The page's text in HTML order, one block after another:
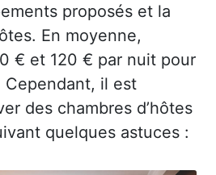
proposés et la
En moyenne,
€ et 120 € par nuit pour
Cependant, il est
des chambres d’hôtes
quelques astuces :